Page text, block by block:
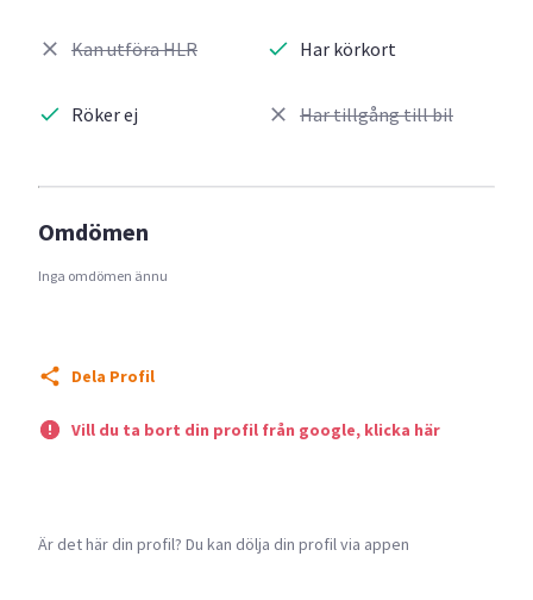
Kan utföra HLR
Röker ej
Har körkort
Har tillgång till bil
Omdömen
Inga omdömen ännu
Dela Profil
Vill du ta bort din profil från google, klicka här
Är det här din profil? Du kan dölja din profil via appen